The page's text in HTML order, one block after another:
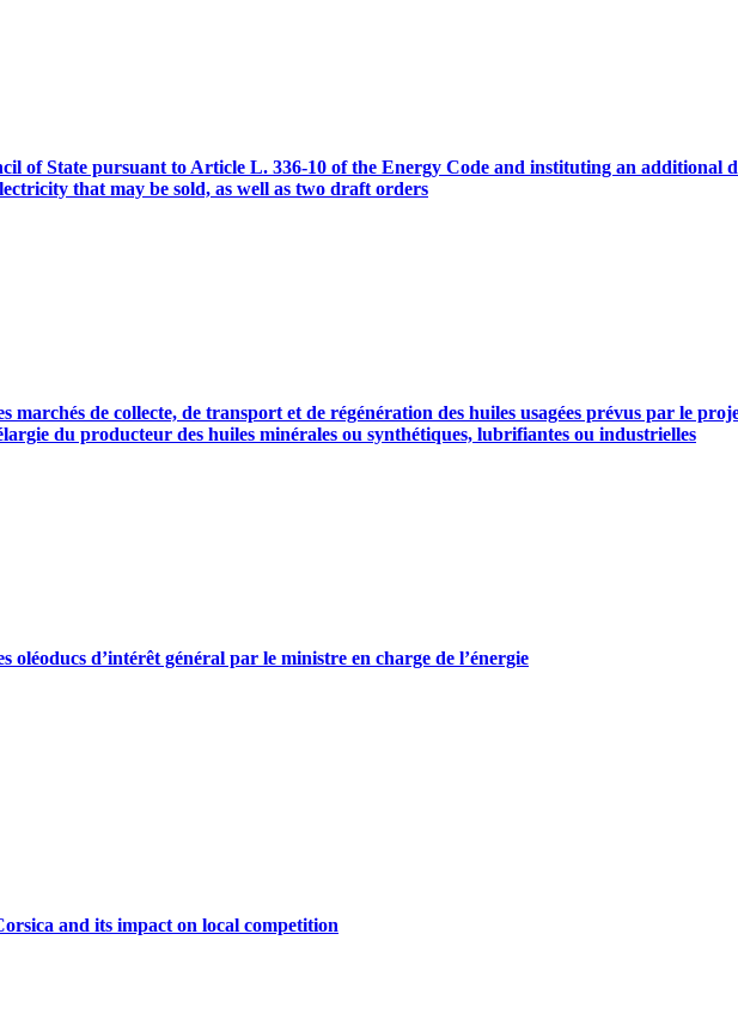
of State pursuant to Article L. 336-10 of the Energy Code and instituting an additional
that may be sold, as well as two draft orders
marchés de collecte, de transport et de régénération des huiles usagées prévus par le
du producteur des huiles minérales ou synthétiques, lubrifiantes ou industrielles
d’intérêt général par le ministre en charge de l’énergie
and its impact on local competition